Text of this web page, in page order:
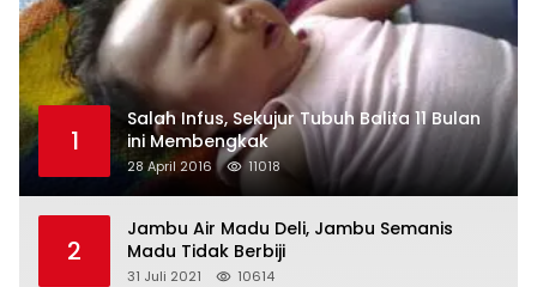
1
Salah Infus, Sekujur Tubuh Balita 11 Bulan
ini Membengkak
28 April 2016 11018
2
Jambu Air Madu Deli, Jambu Semanis
Madu Tidak Berbiji
31 Juli 2021 10614